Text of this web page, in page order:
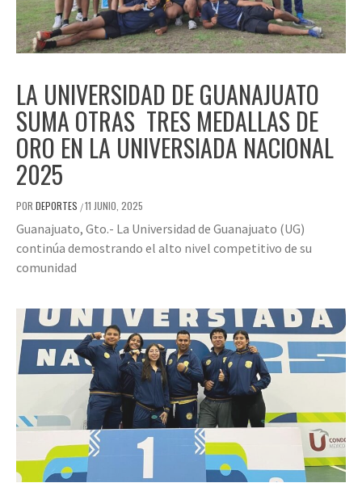
LA UNIVERSIDAD DE GUANAJUATO
SUMA OTRAS TRES MEDALLAS DE
ORO EN LA UNIVERSIADA NACIONAL
2025
POR DEPORTES /11 JUNIO, 2025
Guanajuato, Gto.- La Universidad de Guanajuato (UG)
continúa demostrando el alto nivel competitivo de su
comunidad